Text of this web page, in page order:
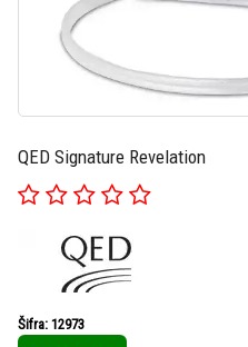
QED Signature Revelation
Šifra: 12973